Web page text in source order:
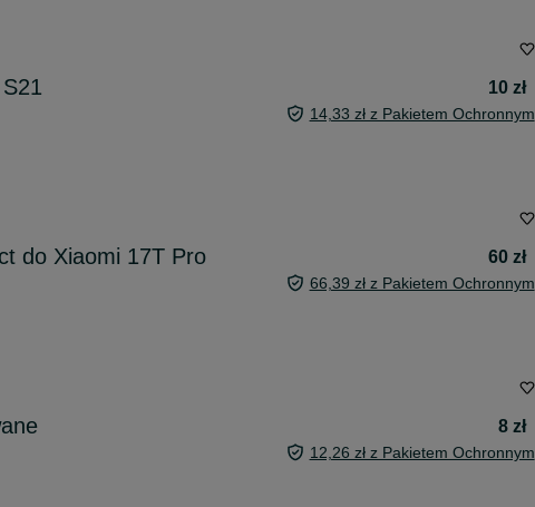
10 zł
14,33 zł z Pakietem Ochronnym
do Xiaomi 17T Pro
60 zł
66,39 zł z Pakietem Ochronnym
8 zł
12,26 zł z Pakietem Ochronnym